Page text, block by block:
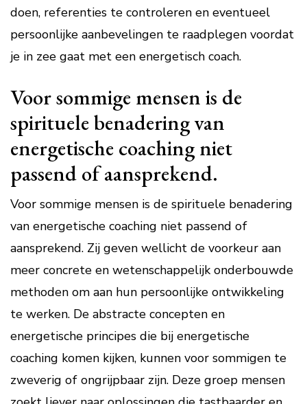
doen, referenties te controleren en eventueel
persoonlijke aanbevelingen te raadplegen voordat
je in zee gaat met een energetisch coach.
Voor sommige mensen is de
spirituele benadering van
energetische coaching niet
passend of aansprekend.
Voor sommige mensen is de spirituele benadering
van energetische coaching niet passend of
aansprekend. Zij geven wellicht de voorkeur aan
meer concrete en wetenschappelijk onderbouwde
methoden om aan hun persoonlijke ontwikkeling
te werken. De abstracte concepten en
energetische principes die bij energetische
coaching komen kijken, kunnen voor sommigen te
zweverig of ongrijpbaar zijn. Deze groep mensen